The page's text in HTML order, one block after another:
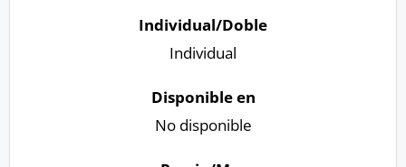
Individual
No disponible